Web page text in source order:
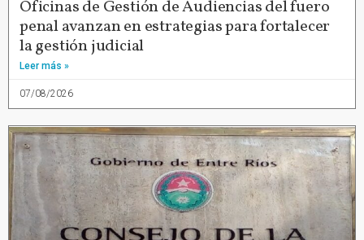
Oficinas de Gestión de Audiencias del fuero
penal avanzan en estrategias para fortalecer
la gestión judicial
Leer más »
07/08/2026